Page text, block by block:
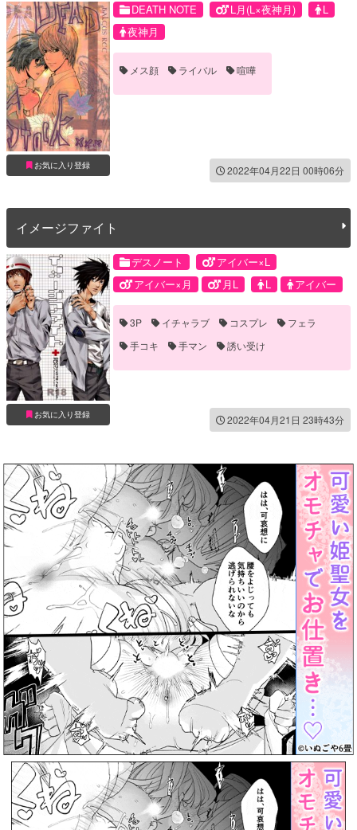
お気に入り登録
DEATH NOTE L月(L×夜神月)
L
夜神月
メス顔 ライバル 喧嘩
2022年04月22日 00時06分
イメージファイト
お気に入り登録
デスノート
アイバー×L
アイバー×月
月L L
アイバー
夜神月
3P イチャラブ コスプレ
フェラ
手コキ
手マン 誘い受け
2022年04月21日 23時43分